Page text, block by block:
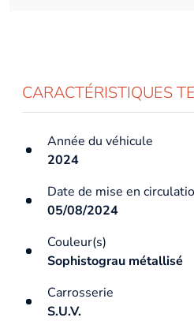
CARACTÉRISTIQUES
Année du véhicule
2024
Date de mise en
05/08/2024
Couleur(s)
Sophistograu métallisé
Carrosserie
S.U.V.